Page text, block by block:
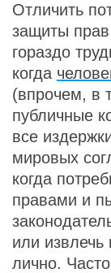
Отличить
защиты прав
гораздо
когда
(впрочем, в
публичные
все
мировых
когда
правами и
или
лично.